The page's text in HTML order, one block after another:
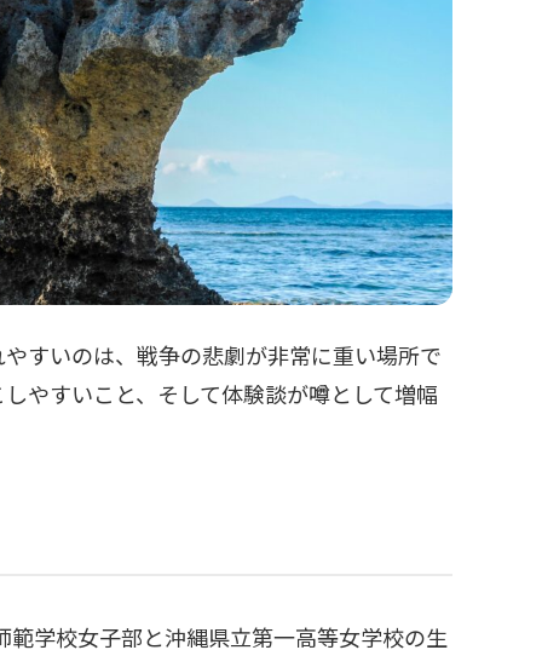
すいのは、戦争の悲劇が非常に重い場所で
やすいこと、そして体験談が噂として増幅
学校女子部と沖縄県立第一高等女学校の生